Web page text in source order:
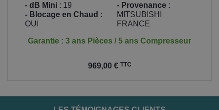
- dB Mini : 19
- Blocage en Chaud :
OUI
- Provenance :
MITSUBISHI
FRANCE
Garantie : 3 ans Pièces / 5 ans Compresseur
969,00 € TTC